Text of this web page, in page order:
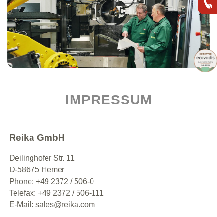
IMPRESSUM
Reika GmbH
Deilinghofer Str. 11
D-58675 Hemer
Phone: +49 2372 / 506-0
Telefax: +49 2372 / 506-111
E-Mail:sales@reika.com